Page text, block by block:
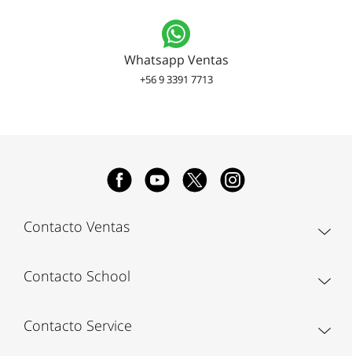
Whatsapp Ventas
+56 9 3391 7713
Contacto Ventas
Contacto School
Contacto Service